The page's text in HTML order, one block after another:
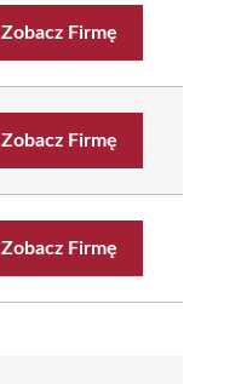
Zobacz Firmę
Zobacz Firmę
Zobacz Firmę